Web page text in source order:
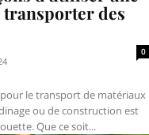
des
0
le transport de matériaux
ou de construction est
Que ce soit...